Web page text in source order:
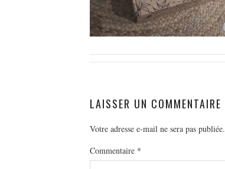
LAISSER UN COMMENTAIRE
Votre adresse e-mail ne sera pas publiée.
Commentaire *